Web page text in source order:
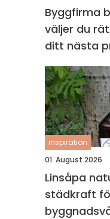
Byggfirma
väljer du
ditt nästa
inspiration
01. August 2026
Linsåpa naturlig
städkraft